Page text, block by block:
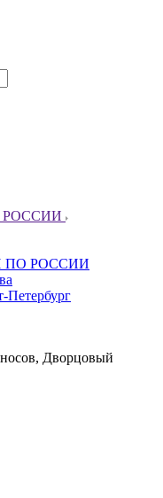
ПО РОССИИ
Петербург
Дворцовый